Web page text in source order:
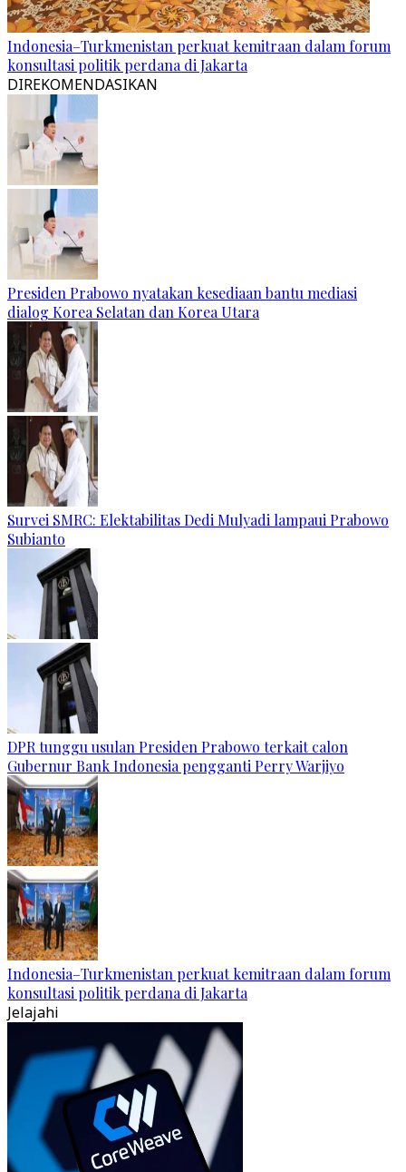
Indonesia–Turkmenistan perkuat kemitraan dalam forum
konsultasi politik perdana di Jakarta
DIREKOMENDASIKAN
Presiden Prabowo nyatakan kesediaan bantu mediasi
dialog Korea Selatan dan Korea Utara
Survei SMRC: Elektabilitas Dedi Mulyadi lampaui Prabowo
Subianto
DPR tunggu usulan Presiden Prabowo terkait calon
Gubernur Bank Indonesia pengganti Perry Warjiyo
Indonesia–Turkmenistan perkuat kemitraan dalam forum
konsultasi politik perdana di Jakarta
Jelajahi